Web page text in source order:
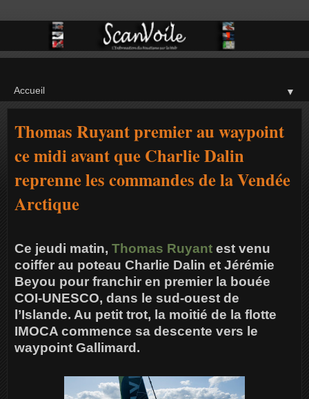
▼
Thomas Ruyant premier au waypoint
ce midi avant que Charlie Dalin
reprenne les commandes de la Vendée
Arctique
Ce jeudi matin, Thomas Ruyant est venu
coiffer au poteau Charlie Dalin et Jérémie
Beyou pour franchir en premier la bouée
COI-UNESCO, dans le sud-ouest de
l’Islande. Au petit trot, la moitié de la flotte
IMOCA commence sa descente vers le
waypoint Gallimard.